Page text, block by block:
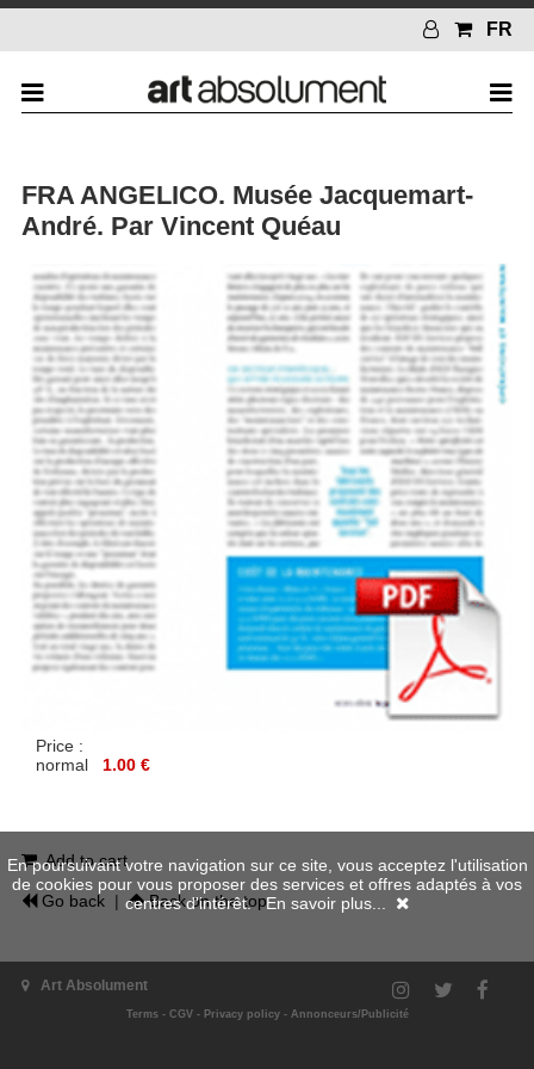
FR
FRA ANGELICO. Musée Jacquemart-
André. Par Vincent Quéau
Price :
normal
1.00 €
Add to cart
Go back| Back on the top
Art Absolument
Terms- CGV- Privacy policy- Annonceurs/Publicité
En poursuivant votre navigation sur ce site, vous acceptez l'utilisation
de cookies pour vous proposer des services et offres adaptés à vos
centres d'intérêt.En savoir plus...